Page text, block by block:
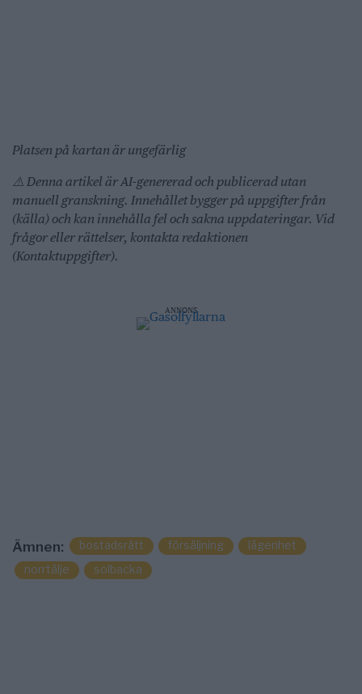
Platsen på kartan är ungefärlig
⚠️ Denna artikel är AI-genererad och publicerad utan
manuell granskning. Innehållet bygger på uppgifter från
(källa) och kan innehålla fel och sakna uppdateringar. Vid
frågor eller rättelser, kontakta redaktionen
(Kontaktuppgifter).
ANNONS
Ämnen: bostadsrätt försäljning
lägenhet
norrtälje
solbacka